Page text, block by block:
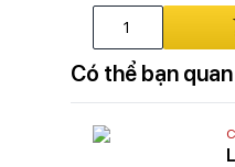
Có thể bạn